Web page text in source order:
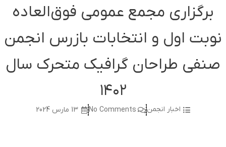
برگزاری مجمع عمومی فوق‌العاده
نوبت اول و انتخابات بازرس انجمن
صنفی طراحان گرافیک متحرک سال
۱۴۰۲
اخبار انجمن No Comments 13 مارس 2024